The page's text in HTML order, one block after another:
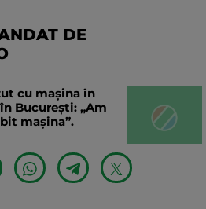
DE
cu mașina în
București: „Am
mașina”.